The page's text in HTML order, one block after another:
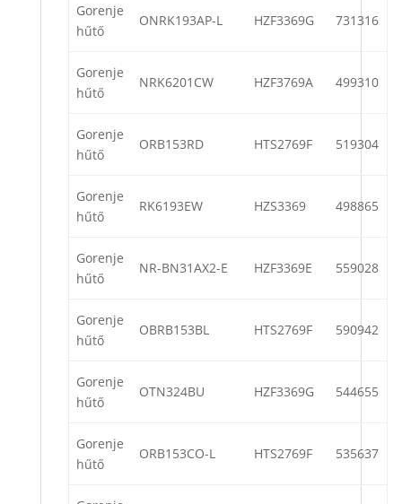
Gorenje
hűtő
ONRK193AP-L HZF3369G 731316
Gorenje
hűtő
NRK6201CW HZF3769A 499310
Gorenje
hűtő
ORB153RD HTS2769F 519304
Gorenje
hűtő
RK6193EW HZS3369 498865
Gorenje
hűtő
NR-BN31AX2-E HZF3369E 559028
Gorenje
hűtő
OBRB153BL HTS2769F 590942
Gorenje
hűtő
OTN324BU HZF3369G 544655
Gorenje
hűtő
ORB153CO-L HTS2769F 535637